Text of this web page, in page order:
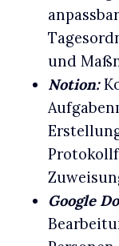
und
Notion:
Google